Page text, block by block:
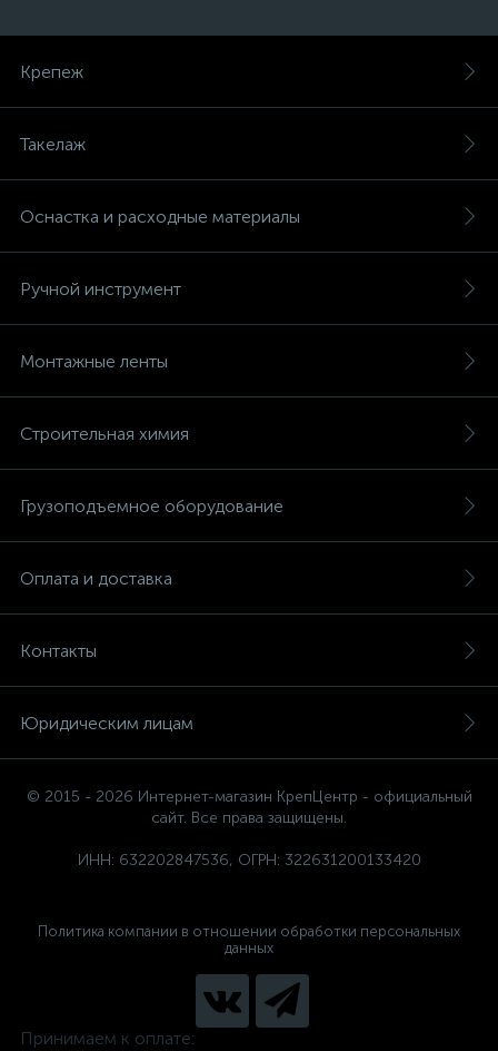
Крепеж
Такелаж
Оснастка и расходные материалы
Ручной инструмент
Монтажные ленты
Строительная химия
Грузоподъемное оборудование
Оплата и доставка
Контакты
Юридическим лицам
© 2015 - 2026 Интернет-магазин КрепЦентр - официальный
сайт. Все права защищены.
ИНН: 632202847536, ОГРН: 322631200133420
Политика компании в отношении обработки персональных
данных
Принимаем к оплате: